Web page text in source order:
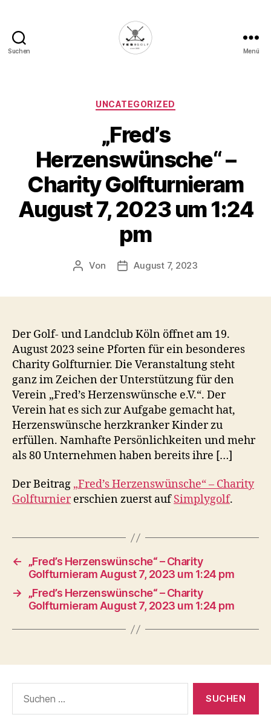
Suchen
Deine
Plattform
für
Golfbegeisterte!
Menü
Kategorien
UNCATEGORIZED
„Fred’s
Herzenswünsche“ –
Charity Golfturnieram
August 7, 2023 um 1:24
pm
Beitragsautor
Von Veröffentlichungsdatum
August 7, 2023
Der Golf- und Landclub Köln öffnet am 19.
August 2023 seine Pforten für ein besonderes
Charity Golfturnier. Die Veranstaltung steht
ganz im Zeichen der Unterstützung für den
Verein „Fred’s Herzenswünsche e.V.“. Der
Verein hat es sich zur Aufgabe gemacht hat,
Herzenswünsche herzkranker Kinder zu
erfüllen. Namhafte Persönlichkeiten und mehr
als 80 Unternehmen haben bereits ihre […]
Der Beitrag „Fred’s Herzenswünsche“ – Charity
Golfturniererschien zuerst aufSimplygolf.
←
„Fred’s Herzenswünsche“ – Charity
Golfturnieram August 7, 2023 um 1:24 pm
→
„Fred’s Herzenswünsche“ – Charity
Golfturnieram August 7, 2023 um 1:24 pm
nach: